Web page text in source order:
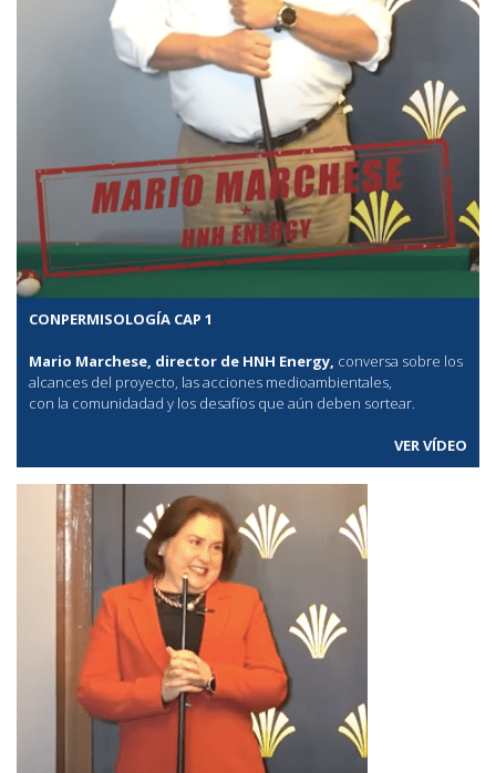
CONPERMISOLOGÍA CAP 1
Mario Marchese, director de HNH Energy, conversa sobre los
alcances del proyecto, las acciones medioambientales,
con la comunidadad y los desafíos que aún deben sortear.
VER VÍDEO